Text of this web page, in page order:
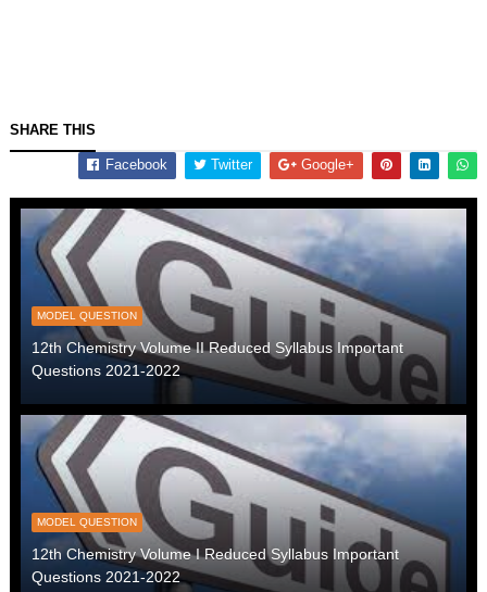
SHARE THIS
Facebook Twitter Google+
MODEL QUESTION
12th Chemistry Volume II Reduced Syllabus Important
Questions 2021-2022
MODEL QUESTION
12th Chemistry Volume I Reduced Syllabus Important
Questions 2021-2022